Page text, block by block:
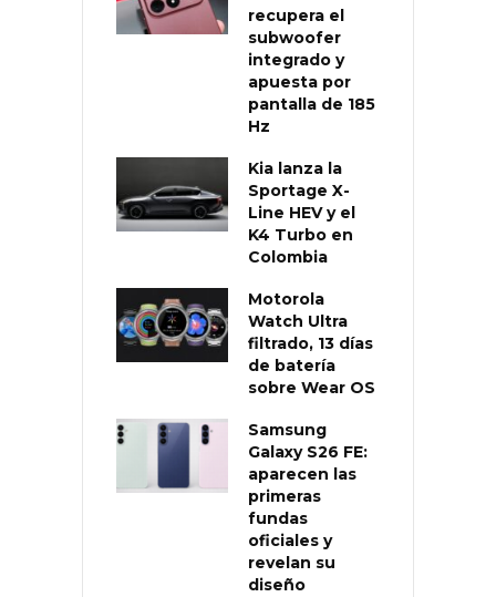
recupera el
subwoofer
integrado y
apuesta por
pantalla de 185
Hz
Kia lanza la
Sportage X-
Line HEV y el
K4 Turbo en
Colombia
Motorola
Watch Ultra
filtrado, 13 días
de batería
sobre Wear OS
Samsung
Galaxy S26 FE:
aparecen las
primeras
fundas
oficiales y
revelan su
diseño